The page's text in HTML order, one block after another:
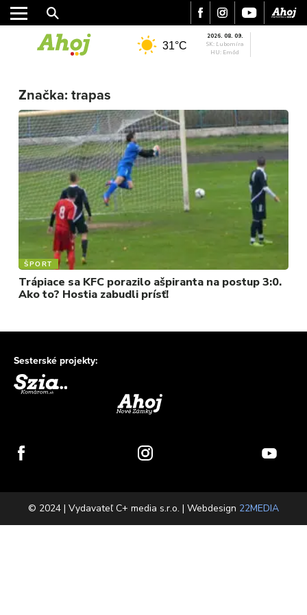
ŠPORT
KULTÚRA
FOTKY
VIDEO
MIX
31°C
2026. 08. 09.
SK: Ľubomíra
HU: Emőd
Značka: trapas
ŠPORT
Trápiace sa KFC porazilo ašpiranta na postup 3:0.
Ako to? Hostia zabudli prísť!
Sesterské projekty:
© 2024 | Vydavateľ C+ media s.r.o. | Webdesign 22MEDIA